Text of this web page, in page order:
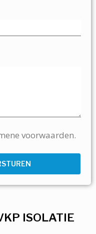
ISOLATIE
voorwaarden.